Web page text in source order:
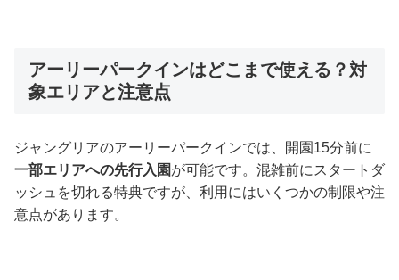
アーリーパークインはどこまで使える？対
象エリアと注意点
ジャングリアのアーリーパークインでは、開園15分前に
一部エリアへの先行入園が可能です。混雑前にスタートダ
ッシュを切れる特典ですが、利用にはいくつかの制限や注
意点があります。